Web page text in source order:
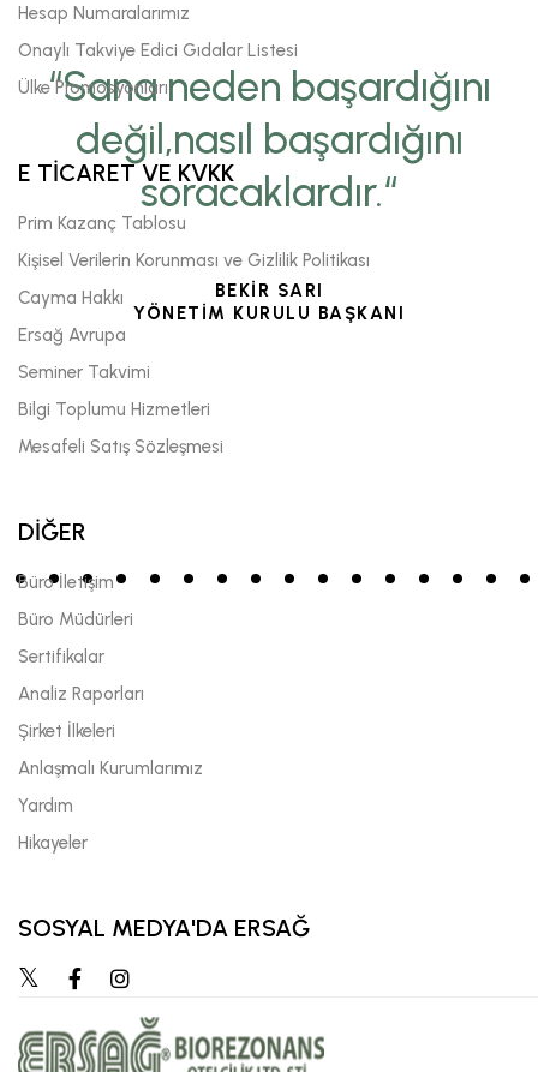
“Sana neden başardığını
değil,nasıl başardığını
soracaklardır.“
BEKİR SARI
YÖNETİM KURULU BAŞKANI
Hesap Numaralarımız
Onaylı Takviye Edici Gıdalar Listesi
Ülke Promosyonları
E TİCARET VE KVKK
Prim Kazanç Tablosu
Kişisel Verilerin Korunması ve Gizlilik Politikası
Cayma Hakkı
Ersağ Avrupa
Seminer Takvimi
Bilgi Toplumu Hizmetleri
Mesafeli Satış Sözleşmesi
DİĞER
Büro İletişim
Büro Müdürleri
Sertifikalar
Analiz Raporları
Şirket İlkeleri
Anlaşmalı Kurumlarımız
Yardım
Hikayeler
SOSYAL MEDYA'DA ERSAĞ